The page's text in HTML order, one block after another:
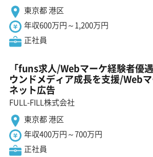
東京都 港区
年収600万円～1,200万円
正社員
「funs求人/Webマーケ経験者優
ウンドメディア成長を支援/Web
ネット広告
FULL-FILL株式会社
東京都 港区
年収400万円～700万円
正社員